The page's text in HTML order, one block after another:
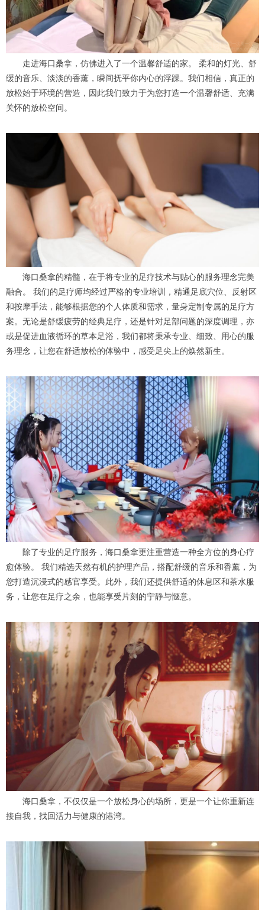
走进海口桑拿，仿佛进入了一个温馨舒适的家。 柔和的灯光、舒
缓的音乐、淡淡的香薰，瞬间抚平你内心的浮躁。我们相信，真正的
放松始于环境的营造，因此我们致力于为您打造一个温馨舒适、充满
关怀的放松空间。
海口桑拿的精髓，在于将专业的足疗技术与贴心的服务理念完美
融合。 我们的足疗师均经过严格的专业培训，精通足底穴位、反射区
和按摩手法，能够根据您的个人体质和需求，量身定制专属的足疗方
案。无论是舒缓疲劳的经典足疗，还是针对足部问题的深度调理，亦
或是促进血液循环的草本足浴，我们都将秉承专业、细致、用心的服
务理念，让您在舒适放松的体验中，感受足尖上的焕然新生。
除了专业的足疗服务，海口桑拿更注重营造一种全方位的身心疗
愈体验。 我们精选天然有机的护理产品，搭配舒缓的音乐和香薰，为
您打造沉浸式的感官享受。此外，我们还提供舒适的休息区和茶水服
务，让您在足疗之余，也能享受片刻的宁静与惬意。
海口桑拿，不仅仅是一个放松身心的场所，更是一个让你重新连
接自我，找回活力与健康的港湾。